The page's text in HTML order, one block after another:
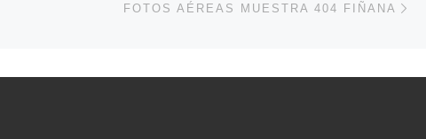
FOTOS AÉREAS MUESTRA 404 FIÑANA